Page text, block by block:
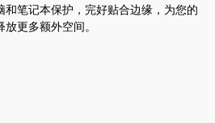
笔记本保护，完好贴合边缘，为您的
更多额外空间。